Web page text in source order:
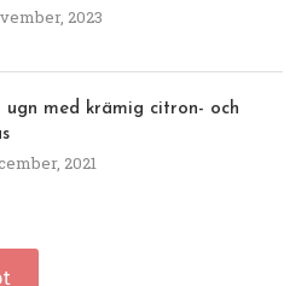
2023
ugn med krämig citron- och
2021